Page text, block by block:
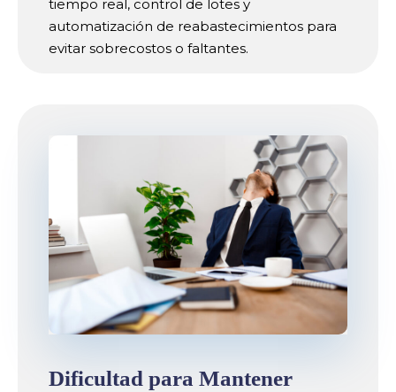
tiempo real, control de lotes y
automatización de reabastecimientos para
evitar sobrecostos o faltantes.
Dificultad para Mantener